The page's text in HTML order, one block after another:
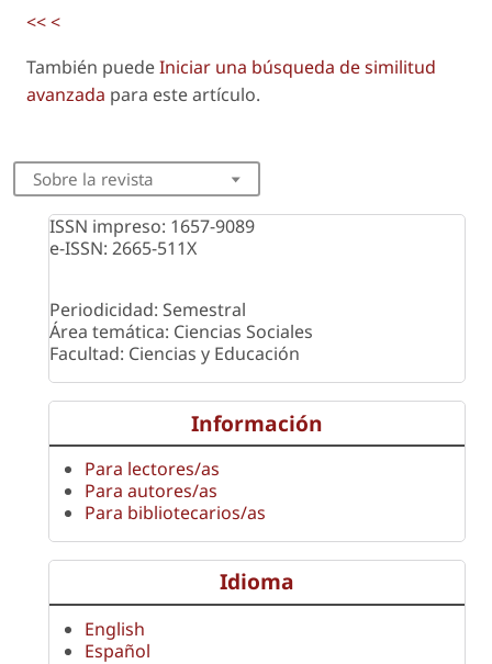
<<<
También puedeIniciar una búsqueda de similitud
avanzada para este artículo.
Sobre la revista
ISSN impreso: 1657-9089
e-ISSN: 2665-511X
Periodicidad: Semestral
Área temática: Ciencias Sociales
Facultad: Ciencias y Educación
Información
Para lectores/as
Para autores/as
Para bibliotecarios/as
Idioma
English
Español